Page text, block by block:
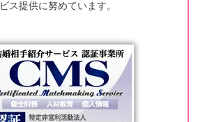
ビス提供に努めています。